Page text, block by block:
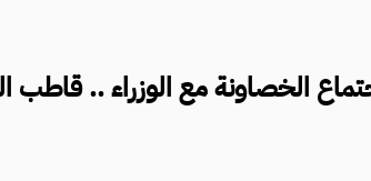
الخصاونة مع الوزراء .. قاطب